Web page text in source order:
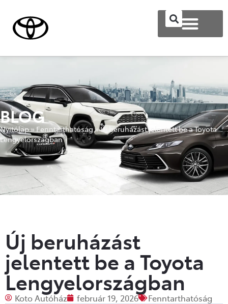
BLOG
Nyitólap»Fenntarthatóság»Új beruházást jelentett be a Toyota
Lengyelországban
Új beruházást
jelentett be a Toyota
Lengyelországban
Koto Autóház február 19, 2026 Fenntarthatóság